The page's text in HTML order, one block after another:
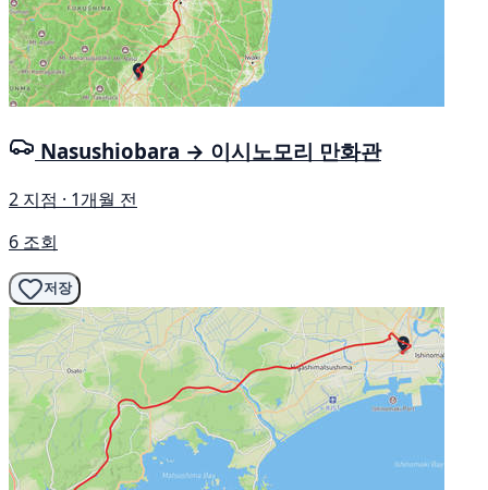
Nasushiobara → 이시노모리 만화관
2 지점 · 1개월 전
6 조회
저장